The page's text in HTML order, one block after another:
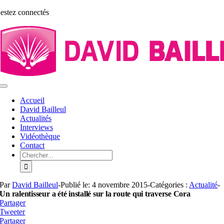
Aller
contenu
connectés
Toggle
NavigationAccueil
David Bailleul
Actualités
Interviews
Vidéothèque
Contact
Rechercher:
ParDavid Bailleul-Publié le: 4 novembre 2015-Catégories : Actualité-
Un ralentisseur a été installé sur la route qui traverse Cora
Partager
Tweeter
Partager